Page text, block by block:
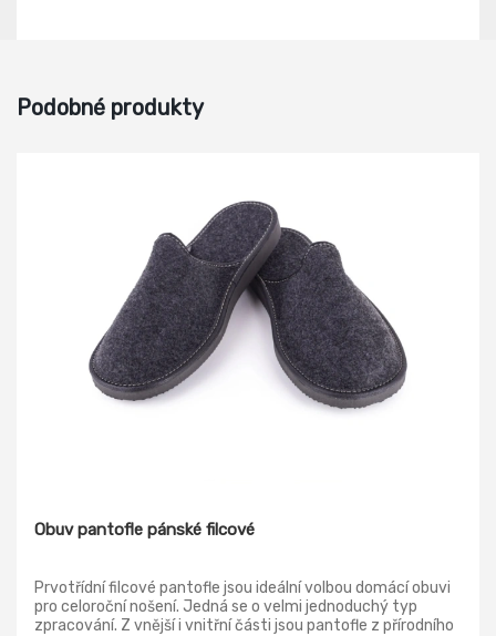
Podobné produkty
Obuv pantofle pánské filcové
Prvotřídní filcové pantofle jsou ideální volbou domácí obuvi
pro celoroční nošení. Jedná se o velmi jednoduchý typ
zpracování. Z vnější i vnitřní části jsou pantofle z přírodního